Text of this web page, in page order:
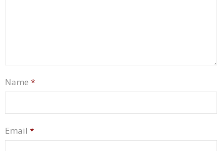
Name *
Email *